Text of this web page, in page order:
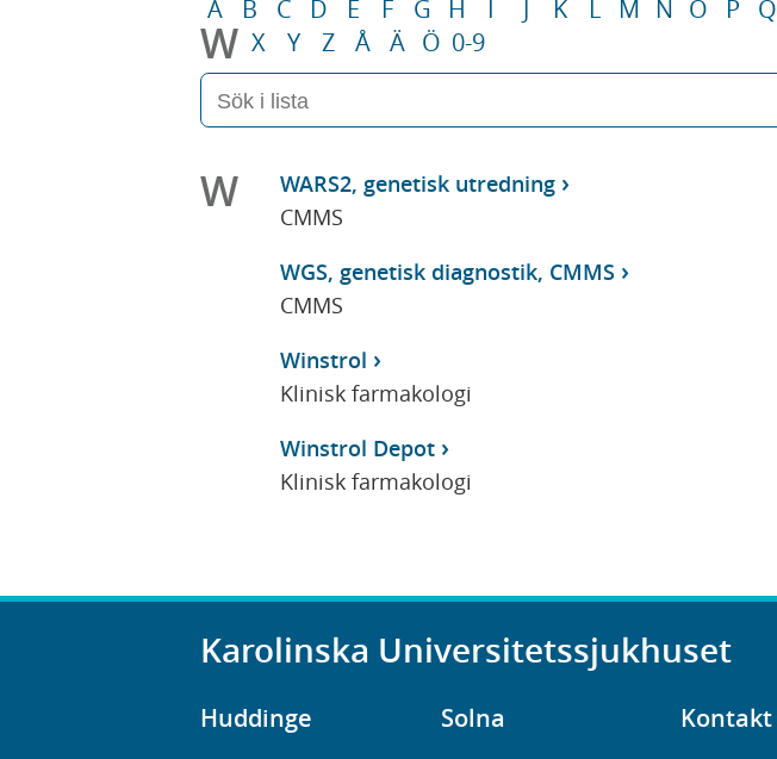
A B C D E F G H I J K L M N O P Q
W X Y Z Å Ä Ö 0-9
W
WARS2, genetisk utredning
CMMS
WGS, genetisk diagnostik, CMMS
CMMS
Winstrol
Klinisk farmakologi
Winstrol Depot
Klinisk farmakologi
Karolinska Universitetssjukhuset
Huddinge Solna Kontakt